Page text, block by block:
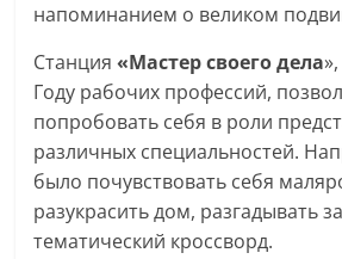
напоминанием о великом
Станция«Мастер своего дела
Году рабочих профессий,
попробовать себя в роли
различных специальностей.
было почувствовать себя
разукрасить дом, разгадывать
тематический кроссворд.